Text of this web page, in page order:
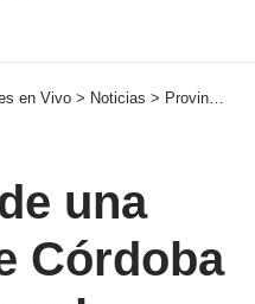
en Vivo > Noticias > Provinciales
una
Córdoba